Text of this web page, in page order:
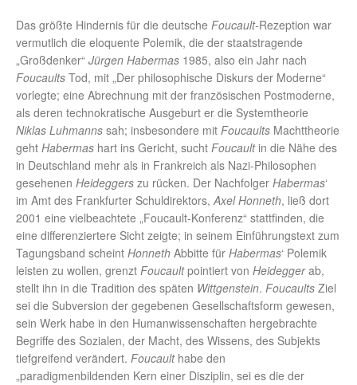
Das größte Hindernis für die deutsche Foucault-Rezeption war
vermutlich die eloquente Polemik, die der staatstragende
„Großdenker“ Jürgen Habermas 1985, also ein Jahr nach
Foucaults Tod, mit „Der philosophische Diskurs der Moderne“
vorlegte; eine Abrechnung mit der französischen Postmoderne,
als deren technokratische Ausgeburt er die Systemtheorie
Niklas Luhmanns sah; insbesondere mit Foucaults Machttheorie
geht Habermas hart ins Gericht, sucht Foucaultin die Nähe des
in Deutschland mehr als in Frankreich als Nazi-Philosophen
gesehenen Heideggers zu rücken. Der Nachfolger Habermas‘
im Amt des Frankfurter Schuldirektors,Axel Honneth, ließ dort
2001 eine vielbeachtete „Foucault-Konferenz“ stattfinden, die
eine differenziertere Sicht zeigte; in seinem Einführungstext zum
Tagungsband scheint Honneth Abbitte für Habermas‘ Polemik
leisten zu wollen, grenzt Foucaultpointiert von Heideggerab,
stellt ihn in die Tradition des späten Wittgenstein. Foucaults Ziel
sei die Subversion der gegebenen Gesellschaftsform gewesen,
sein Werk habe in den Humanwissenschaften hergebrachte
Begriffe des Sozialen, der Macht, des Wissens, des Subjekts
tiefgreifend verändert. Foucault habe den
„paradigmenbildenden Kern einer Disziplin, sei es die der